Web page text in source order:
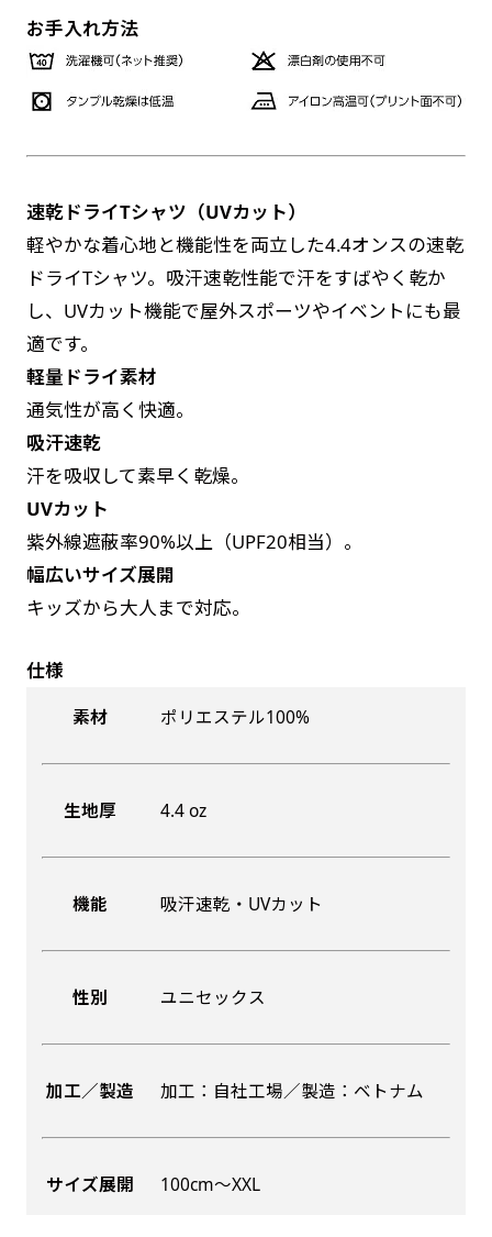
お手入れ方法
速乾ドライTシャツ（UVカット）
軽やかな着心地と機能性を両立した4.4オンスの速乾
ドライTシャツ。吸汗速乾性能で汗をすばやく乾か
し、UVカット機能で屋外スポーツやイベントにも最
適です。
軽量ドライ素材
通気性が高く快適。
吸汗速乾
汗を吸収して素早く乾燥。
UVカット
紫外線遮蔽率90%以上（UPF20相当）。
幅広いサイズ展開
キッズから大人まで対応。
仕様
素材 ポリエステル100%
生地厚 4.4 oz
機能 吸汗速乾・UVカット
性別 ユニセックス
加工／製造 加工：自社工場／製造：ベトナム
サイズ展開 100cm〜XXL
レギュラーのれんスリムは横幕の上部にチチを5
か所つけて疑似的にのれんのような幕をつくりま
ます。（レギュラーのれん縦50cm／レギュラー
スリムのれん縦30cm）お店の入口付近の装飾に
是非！
ます。防炎加工によってのぼり旗が炎に触れても
燃えにくくなります。（燃えるというより溶け
るに近くなるイメージ）一般的な方法は、旗の
素材に特殊な化学薬品を使用して延焼を抑えま
お急ぎ［ +330円 ］
お急ぎは翌営業日発送（基本12時締め切り)枚数
によって対応できない場合、ギリギリでも対応
できる場合もあります。防炎加工、トロピカル
生地は対応不可です。